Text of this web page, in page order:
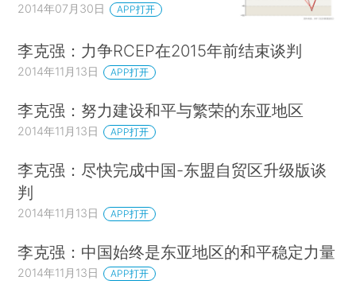
2014年07月30日 APP打开
李克强：力争RCEP在2015年前结束谈判
2014年11月13日 APP打开
李克强：努力建设和平与繁荣的东亚地区
2014年11月13日 APP打开
李克强：尽快完成中国-东盟自贸区升级版谈
判
2014年11月13日 APP打开
李克强：中国始终是东亚地区的和平稳定力量
2014年11月13日 APP打开